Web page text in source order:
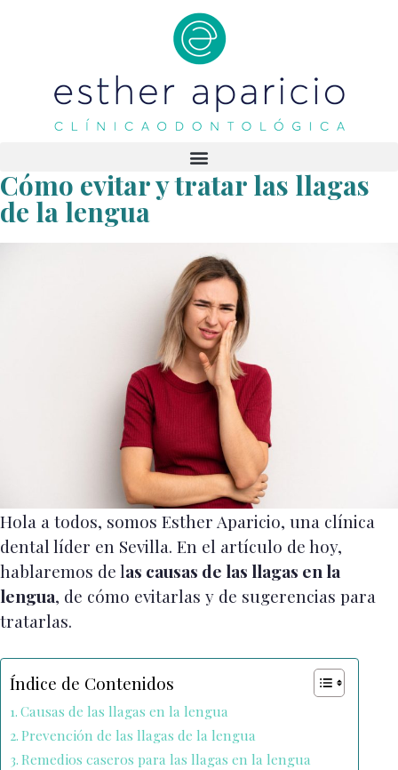
Cómo evitar y tratar las llagas
de la lengua
Hola a todos, somos Esther Aparicio, una clínica
dental líder en Sevilla. En el artículo de hoy,
hablaremos de las causas de las llagas en la
lengua, de cómo evitarlas y de sugerencias para
tratarlas.
Índice de Contenidos
Causas de las llagas en la lengua
Prevención de las llagas de la lengua
Remedios caseros para las llagas en la lengua